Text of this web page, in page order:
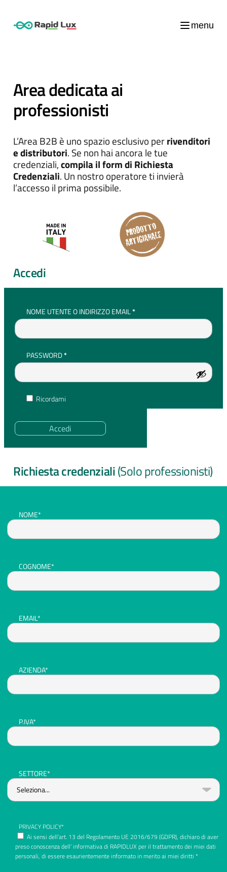
menu
Area dedicata ai
professionisti
L’Area B2B è uno spazio esclusivo perrivenditori
e distributori. Se non hai ancora le tue
credenziali,compila il form di Richiesta
Credenziali. Un nostro operatore ti invierà
l’accesso il prima possibile.
Accedi
NOME UTENTE O INDIRIZZO EMAIL*RICHIESTO
PASSWORD*RICHIESTO
Ricordami
Accedi
Richiesta credenziali(Solo professionisti)
NOME*
COGNOME*
EMAIL*
AZIENDA*
P.IVA*
SETTORE*
PRIVACY POLICY*
Ai sensi dell’art. 13 del Regolamento UE 2016/679 (GDPR), dichiaro di aver
preso conoscenza dell’ informativa di RAPIDLUX per il trattamento dei miei dati
personali, di essere esaurientemente informato in merito ai miei diritti *